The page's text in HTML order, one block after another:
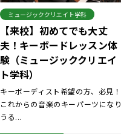
ミュージッククリエイト学科
【来校】初めてでも大丈
夫！キーボードレッスン体
験（ミュージッククリエイ
ト学科）
キーボーディスト希望の方、必見！
これからの音楽のキーパーツになり
うる...